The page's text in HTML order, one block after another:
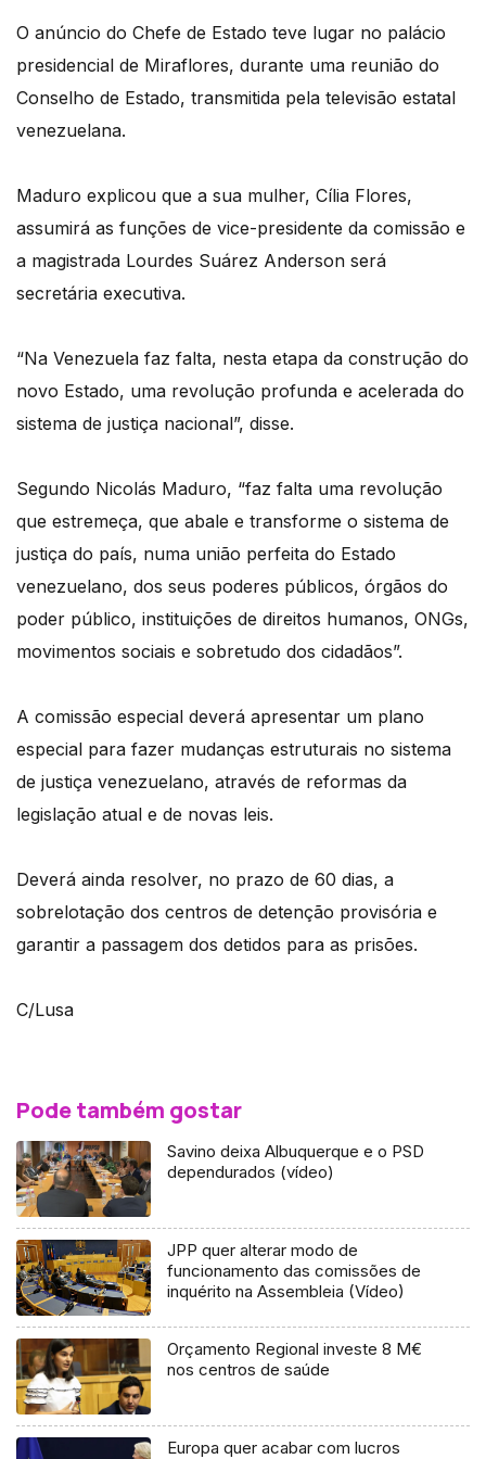
O anúncio do Chefe de Estado teve lugar no palácio
presidencial de Miraflores, durante uma reunião do
Conselho de Estado, transmitida pela televisão estatal
venezuelana.
Maduro explicou que a sua mulher, Cília Flores,
assumirá as funções de vice-presidente da comissão e
a magistrada Lourdes Suárez Anderson será
secretária executiva.
“Na Venezuela faz falta, nesta etapa da construção do
novo Estado, uma revolução profunda e acelerada do
sistema de justiça nacional”, disse.
Segundo Nicolás Maduro, “faz falta uma revolução
que estremeça, que abale e transforme o sistema de
justiça do país, numa união perfeita do Estado
venezuelano, dos seus poderes públicos, órgãos do
poder público, instituições de direitos humanos, ONGs,
movimentos sociais e sobretudo dos cidadãos”.
A comissão especial deverá apresentar um plano
especial para fazer mudanças estruturais no sistema
de justiça venezuelano, através de reformas da
legislação atual e de novas leis.
Deverá ainda resolver, no prazo de 60 dias, a
sobrelotação dos centros de detenção provisória e
garantir a passagem dos detidos para as prisões.
C/Lusa
Pode também gostar
Savino deixa Albuquerque e o PSD
dependurados (vídeo)
JPP quer alterar modo de
funcionamento das comissões de
inquérito na Assembleia (Vídeo)
Orçamento Regional investe 8 M€
nos centros de saúde
Europa quer acabar com lucros